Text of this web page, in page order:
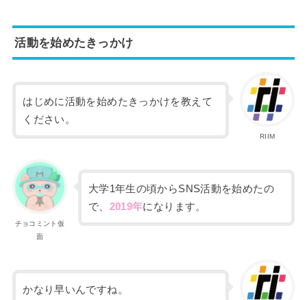
活動を始めたきっかけ
RIIM
はじめに活動を始めたきっかけを教えて
ください。
チョコミント仮
面
大学1年生の頃からSNS活動を始めたの
で、 2019年になります。
かなり早いんですね。